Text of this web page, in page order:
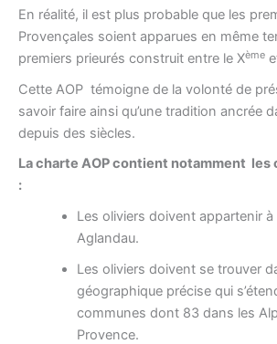
En réalité, il est plus probable que les
Provençales soient apparues en même
premiers prieurés construit entre le Xème
Cette AOP témoigne de la volonté de
savoir faire ainsi qu’une tradition ancrée
depuis des siècles.
La charte AOP contient notamment les
:
Les oliviers doivent appartenir à
Aglandau.
Les oliviers doivent se trouver
géographique précise qui
communes dont 83 dans les
Provence.